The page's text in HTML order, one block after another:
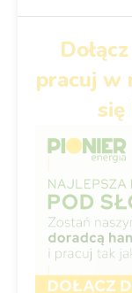
pracuj w
się